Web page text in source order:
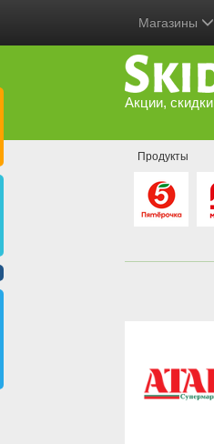
Магазины
Акции,
Продукты